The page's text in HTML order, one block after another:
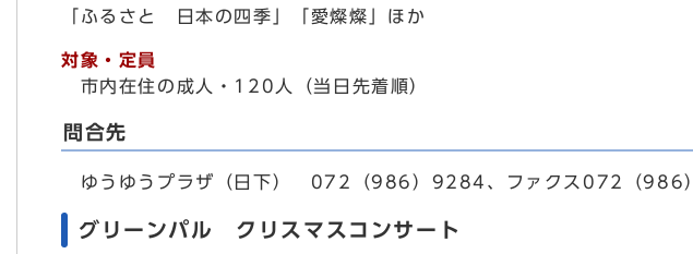
「ふるさと 日本の四季」「愛燦燦」ほか
対象・定員
市内在住の成人・120人（当日先着順）
問合先
ゆうゆうプラザ（日下） 072（986）9284、ファクス072（986
グリーンパル クリスマスコンサート